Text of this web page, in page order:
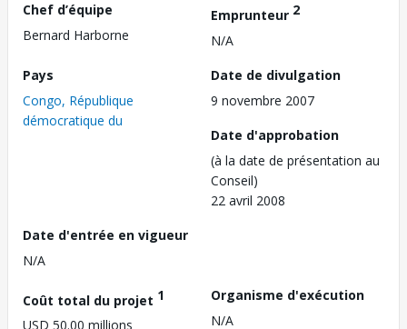
Chef d’équipe
Bernard Harborne
Emprunteur 2
N/A
Pays
Congo, République
démocratique du
Date de divulgation
9 novembre 2007
Date d'approbation
(à la date de présentation au
Conseil)
22 avril 2008
Date d'entrée en vigueur
N/A
Coût total du projet 1
USD 50.00 millions
Organisme d'exécution
N/A